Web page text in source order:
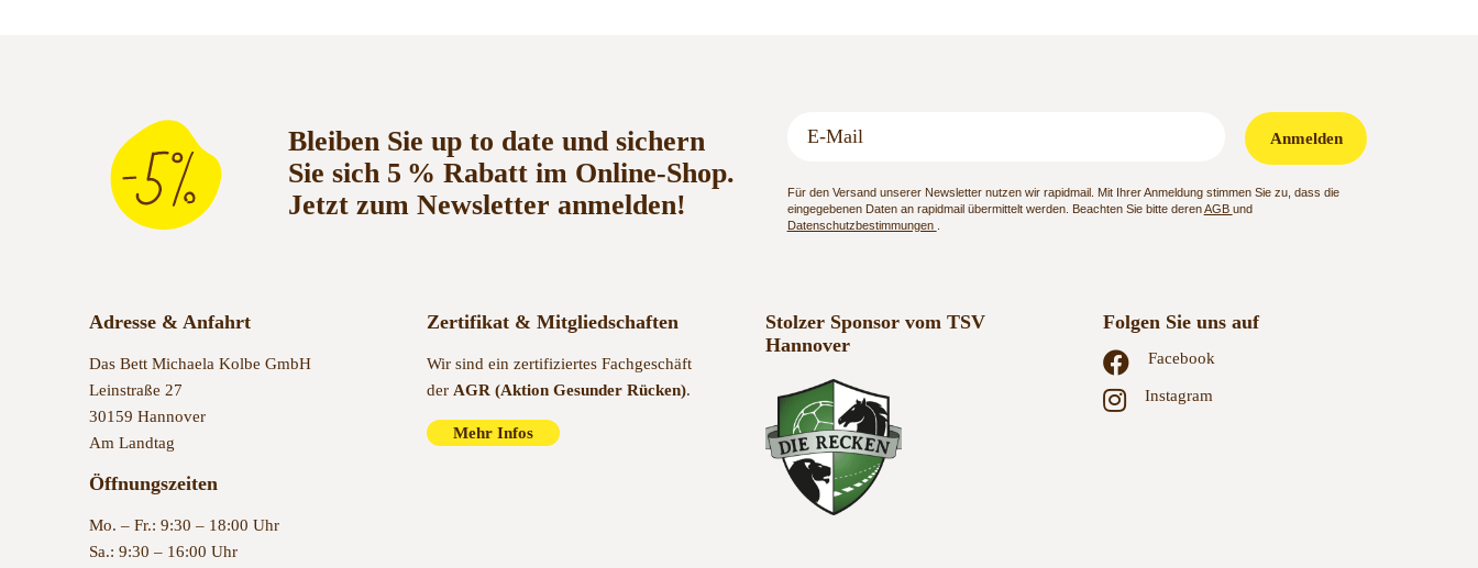
Bleiben Sie up to date und sichern
Sie sich 5 % Rabatt im Online-Shop.
Jetzt zum Newsletter anmelden!
Anmelden
Für den Versand unserer Newsletter nutzen wir rapidmail. Mit Ihrer Anmeldung stimmen Sie zu, dass die
eingegebenen Daten an rapidmail übermittelt werden. Beachten Sie bitte derenAGB und
Datenschutzbestimmungen
Adresse & Anfahrt
Das Bett Michaela Kolbe GmbH
Leinstraße 27
30159 Hannover
Am Landtag
Öffnungszeiten
Mo. – Fr.: 9:30 – 18:00 Uhr
Sa.: 9:30 – 16:00 Uhr
Zertifikat & Mitgliedschaften
Wir sind ein zertifiziertes Fachgeschäft
der AGR (Aktion Gesunder Rücken).
Mehr Infos
Stolzer Sponsor vom TSV
Hannover
Folgen Sie uns auf
Facebook
Instagram